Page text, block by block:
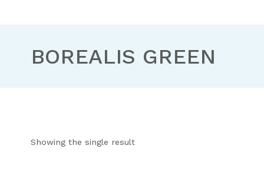
BOREALIS GREEN
Showing the single result